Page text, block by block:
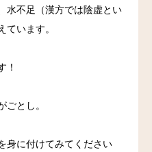
水不足（漢方では陰虚とい
ています。
！
とし。
身に付けてみてください